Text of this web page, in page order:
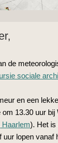
de
sociale
en een
13.30 uur bij
Haarlem). Het is
uur lopen vanaf